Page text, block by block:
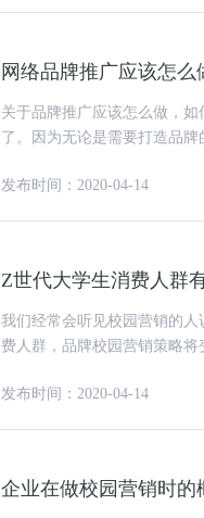
网络品牌推广应该怎么
关于品牌推广应该怎么做，
了。因为无论是需要打造品
发布时间：2020-04-14
Z世代大学生消费人群
我们经常会听见校园营销的
费人群，品牌校园营销策略将变成
发布时间：2020-04-14
企业在做校园营销时